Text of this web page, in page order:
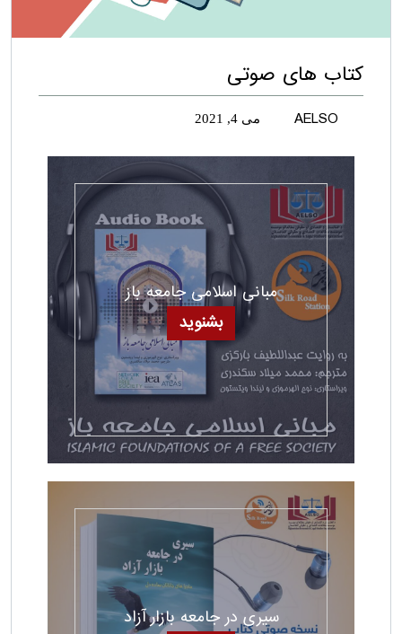
کتاب های صوتی
AELSO می 4, 2021
مبانی اسلامی جامعه باز
بشنوید
سیری در جامعه بازار آزاد